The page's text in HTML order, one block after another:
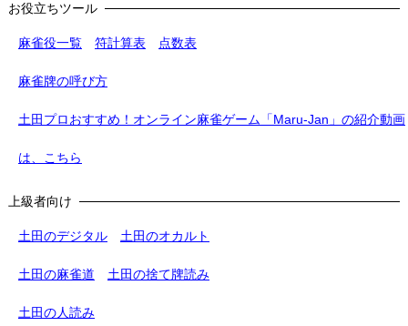
お役立ちツール
麻雀役一覧 符計算表 点数表
麻雀牌の呼び方
土田プロおすすめ！オンライン麻雀ゲーム「Maru-Jan」の紹介動画
は、こちら
上級者向け
土田のデジタル 土田のオカルト
土田の麻雀道 土田の捨て牌読み
土田の人読み